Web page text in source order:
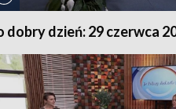
dobry dzień: 29 czerwca